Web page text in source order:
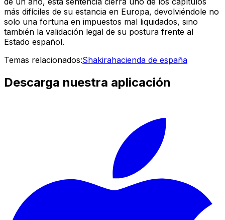
más difíciles de su estancia en Europa, devolviéndole no
solo una fortuna en impuestos mal liquidados, sino
también la validación legal de su postura frente al
Estado español.
Temas relacionados:Shakirahacienda de españa
Descarga nuestra aplicación